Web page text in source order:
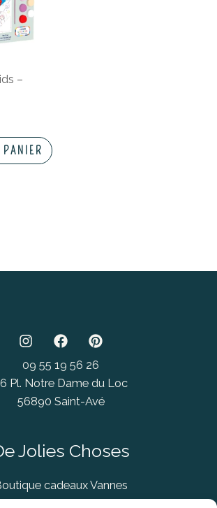
–
09 55 19 56 26
Pl. Notre Dame du Loc
56890 Saint-Avé
Jolies Choses
cadeaux Vannes
Concept Store Vannes